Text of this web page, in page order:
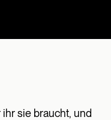
sie braucht, und